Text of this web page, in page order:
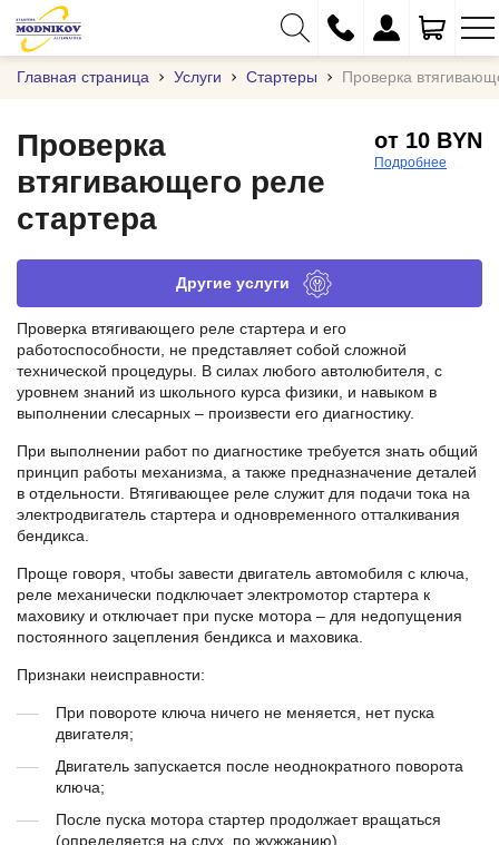
+375 (29) 333-01-01
+375 (29) 262-61-18
info@modnikov.com
Главная страница Услуги Стартеры Проверка
Проверка
втягивающего реле
стартера
от 10 BYN
Подробнее
Другие услуги
Проверка втягивающего реле стартера и его
работоспособности, не представляет собой сложной
технической процедуры. В силах любого автолюбителя, с
уровнем знаний из школьного курса физики, и навыком в
выполнении слесарных – произвести его диагностику.
При выполнении работ по диагностике требуется знать общий
принцип работы механизма, а также предназначение деталей
в отдельности. Втягивающее реле служит для подачи тока на
электродвигатель стартера и одновременного отталкивания
бендикса.
Проще говоря, чтобы завести двигатель автомобиля с ключа,
реле механически подключает электромотор стартера к
маховику и отключает при пуске мотора – для недопущения
постоянного зацепления бендикса и маховика.
Признаки неисправности:
При повороте ключа ничего не меняется, нет пуска
двигателя;
Двигатель запускается после неоднократного поворота
ключа;
После пуска мотора стартер продолжает вращаться
(определяется на слух, по жужжанию).